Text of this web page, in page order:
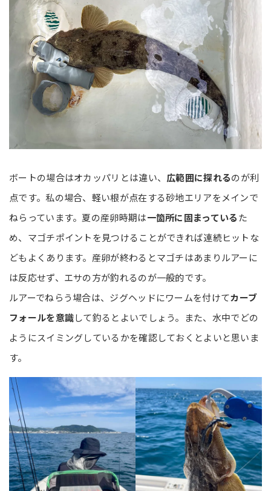
ボートの場合はオカッパリとは違い、 広範囲に探れるのが利
点です。私の場合、軽い根が点在する砂地エリアをメインで
ねらっています。夏の産卵時期は一箇所に固まっているた
め、マゴチポイントを見つけることができれば連続ヒットな
どもよくあります。産卵が終わるとマゴチはあまりルアーに
は反応せず、エサの方が釣れるのが一般的です。
ルアーでねらう場合は、ジグヘッドにワームを付けてカーブ
フォールを意識して釣るとよいでしょう。また、水中でどの
ようにスイミングしているかを確認しておくとよいと思いま
す。